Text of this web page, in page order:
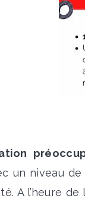
un niveau
A l’heure